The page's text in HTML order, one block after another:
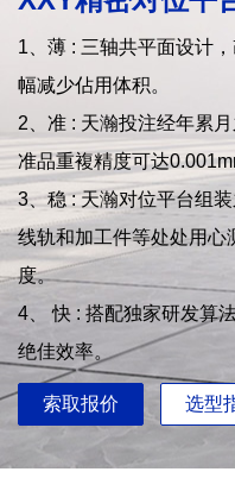
1、薄 : 三轴共平面设计
幅减少佔用体积。
2、准 : 天瀚投注经年累
准品重複精度可达
3、稳 : 天瀚对位平台组
线轨和加工件等处处用心
度。
4、 快 : 搭配独家研发算
绝佳效率。
索取报价 选型